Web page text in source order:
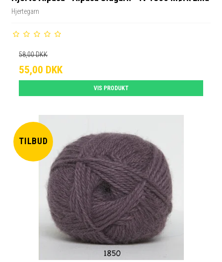
Hjertegarn
58,00 DKK
55,00 DKK
VIS PRODUKT
TILBUD